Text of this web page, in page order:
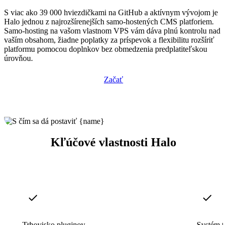
S viac ako 39 000 hviezdičkami na GitHub a aktívnym vývojom je
Halo jednou z najrozšírenejších samo-hostených CMS platforiem.
Samo-hosting na vašom vlastnom VPS vám dáva plnú kontrolu nad
vaším obsahom, žiadne poplatky za príspevok a flexibilitu rozšíriť
platformu pomocou doplnkov bez obmedzenia predplatiteľskou
úrovňou.
Začať
Kľúčové vlastnosti Halo